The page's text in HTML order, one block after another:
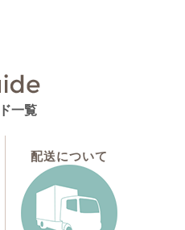
一覧
配送について